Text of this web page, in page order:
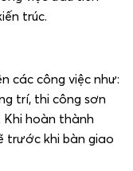
trúc.
các công việc như:
trí, thi công sơn
hoàn thành
trước khi bàn giao